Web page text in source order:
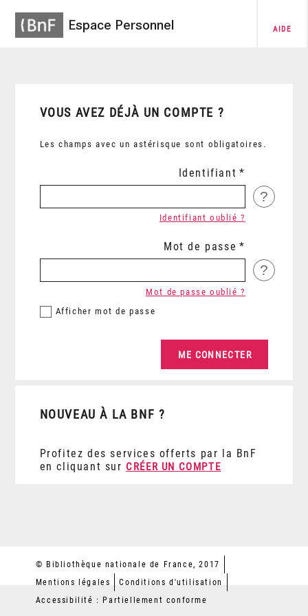
Espace Personnel AIDE
VOUS AVEZ DÉJÀ UN COMPTE ?
Les champs avec un astérisque sont obligatoires.
Identifiant
?
Identifiant oublié ?
Mot de passe
?
Afficher mot de passe
Mot de passe oublié ?
NOUVEAU À LA BNF ?
Profitez des services offerts par la BnF
en cliquant sur CRÉER UN COMPTE
© Bibliothèque nationale de France, 2017
Mentions légales
Conditions d'utilisation
Accessibilité : Partiellement conforme